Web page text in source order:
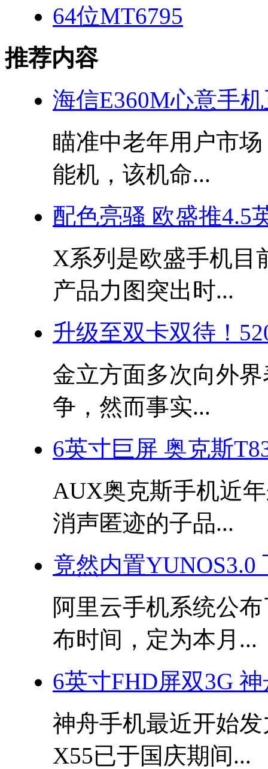
64位MT6795
推荐内容
海信E360M心意手
瞄准中老年用户市
能机，该机命...
配色亮骚 欧盛推4.5
X系列是欧盛手机目
产品力图突出时...
升级至双卡双待！
金立方面多次向外
争，然而事实...
6英寸巨屏 奥克斯
AUX奥克斯手机近
消声匿迹的子品...
竟然内置YUNOS3.0
阿里云手机系统公
布时间，定为本月...
6英寸FHD屏双3G
神舟手机最近开始
X55已于国庆期间...